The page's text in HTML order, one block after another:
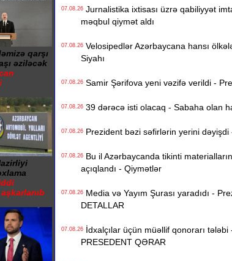
qarşı
əziləcək
07.08.26Jurnalistika ixtisası üzrə qabiliyyət
məqbul qiymət aldı
07.08.26Velosipedlər Azərbaycana hansı
Siyahı
07.08.26Samir Şərifova yeni vəzifə verildi -
07.08.2639 dərəcə isti olacaq - Sabaha olan
07.08.26Prezident bəzi səfirlərin yerini
07.08.26Bu il Azərbaycanda tikinti
açıqlandı - Qiymətlər
07.08.26Media və Yayım Şurası yaradıdı -
DETALLAR
07.08.26İdxalçılar üçün müəllif qonorarı tələbi
PRESEDENT QƏRAR